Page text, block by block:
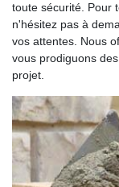
toute sécurité. Pour
n'hésitez pas à
vos attentes. Nous
vous prodiguons
projet.